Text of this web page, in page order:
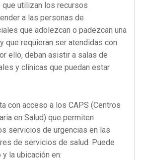
utilizan los recursos
a las personas de
que adolezcan o padezcan una
que requieran ser atendidas con
ello, deban asistir a salas de
y clínicas que puedan estar
con acceso a los CAPS (Centros
en Salud) que permiten
servicios de urgencias en las
de servicios de salud. Puede
la ubicación en: